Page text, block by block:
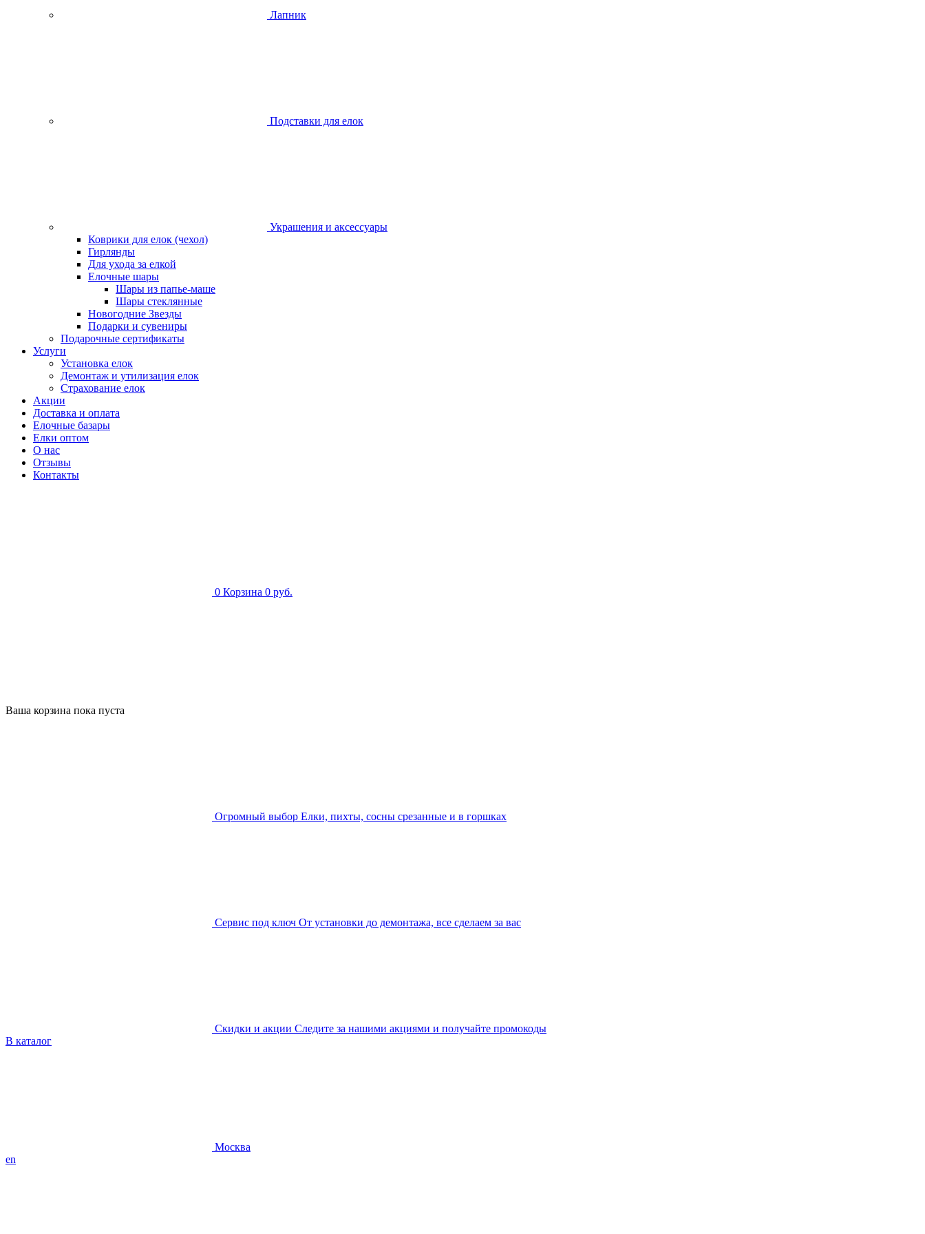
Лапник
Подставки для елок
Украшения и аксессуары
Коврики для елок (чехол)
Гирлянды
Для ухода за елкой
Елочные шары
Шары из папье-маше
Шары стеклянные
Новогодние Звезды
Подарки и сувениры
Подарочные сертификаты
Услуги
Установка елок
Демонтаж и утилизация елок
Страхование елок
Акции
Доставка и оплата
Елочные базары
Елки оптом
О нас
Отзывы
Контакты
0 Корзина 0 руб.
Ваша корзина пока пуста
Огромный выбор Елки, пихты, сосны срезанные и в горшках
Сервис под ключ От установки до демонтажа, все сделаем за вас
Скидки и акции Следите за нашими акциями и получайте промокоды
В каталог
Москва
en